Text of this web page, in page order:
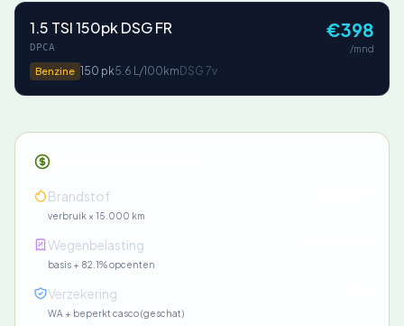
1.5 TSI 150pk DSG FR
DPCA
Benzine 150 pk5.6 L/100km DSG 7v
€398
/mnd
Brandstof
verbruik × 15.000 km
Wegenbelasting
basis + 82.1% opcenten
Verzekering
WA + beperkt casco (geschat)